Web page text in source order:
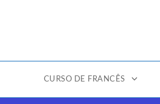
CURSO DE FRANCÊS